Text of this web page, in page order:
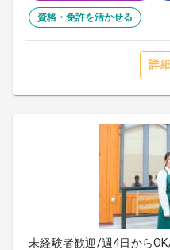
資格・免許を活かせる
詳
未経験者歓迎/週4日から